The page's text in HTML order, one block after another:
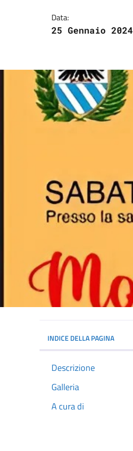
Data:
25 Gennaio 2024
INDICE DELLA PAGINA
Descrizione
Galleria
A cura di